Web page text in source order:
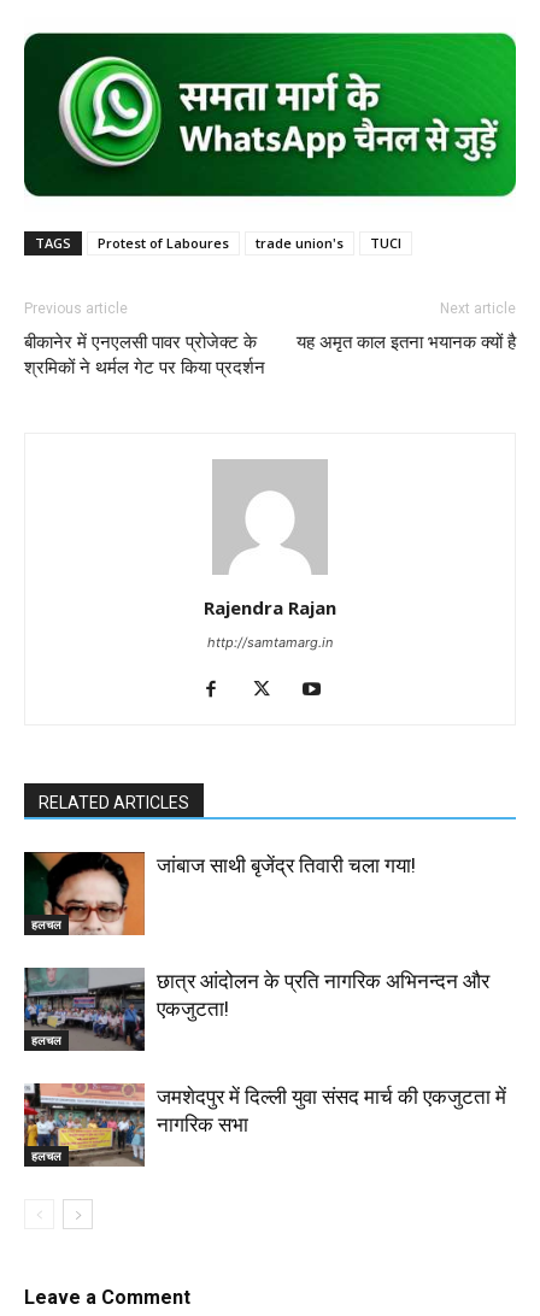
TAGS Protest of Laboures trade union's TUCI
Previous article
बीकानेर में एनएलसी पावर प्रोजेक्ट के
श्रमिकों ने थर्मल गेट पर किया प्रदर्शन
Next article
यह अमृत काल इतना भयानक क्यों है
Rajendra Rajan
http://samtamarg.in
RELATED ARTICLES
हलचल
जांबाज साथी बृजेंद्र तिवारी चला गया!
हलचल
छात्र आंदोलन के प्रति नागरिक अभिनन्दन और
एकजुटता!
हलचल
जमशेदपुर में दिल्ली युवा संसद मार्च की एकजुटता में
नागरिक सभा
Leave a Comment